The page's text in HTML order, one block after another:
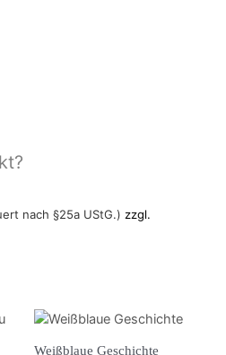
nach §25a UStG.) zzgl.
Weißblaue Geschichte